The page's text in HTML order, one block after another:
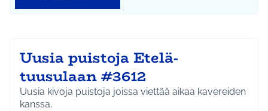
Uusia puistoja Etelä-
tuusulaan #3612
Uusia kivoja puistoja joissa viettää aikaa kavereiden
kanssa.